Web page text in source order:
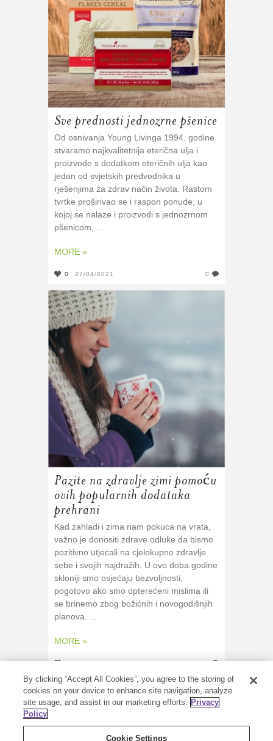
Sve prednosti jednozrne pšenice
Od osnivanja Young Livinga 1994. godine
stvaramo najkvalitetnija eterična ulja i
proizvode s dodatkom eteričnih ulja kao
jedan od svjetskih predvodnika u
rješenjima za zdrav način života. Rastom
tvrtke proširivao se i raspon ponude, u
kojoj se nalaze i proizvodi s jednozrnom
pšenicom, ...
MORE »
0 27/04/2021 0
Pazite na zdravlje zimi pomoću
ovih popularnih dodataka
prehrani
Kad zahladi i zima nam pokuca na vrata,
važno je donositi zdrave odluke da bismo
pozitivno utjecali na cjelokupno zdravlje
sebe i svojih najdražih. U ovo doba godine
skloniji smo osjećaju bezvoljnosti,
pogotovo ako smo opterećeni mislima ili
se brinemo zbog božićnih i novogodišnjih
planova. ...
MORE »
0 03/12/2020 0
By clicking “Accept All Cookies”, you agree to the storing of
cookies on your device to enhance site navigation, analyze
site usage, and assist in our marketing efforts. Privacy
Policy
Cookie Settings